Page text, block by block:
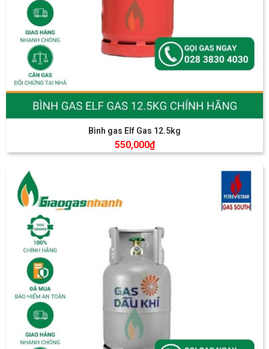
Bình gas Elf Gas 12.5kg
550,000₫